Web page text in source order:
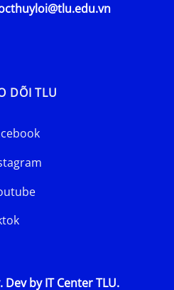
DÕI TLU
by IT Center TLU.